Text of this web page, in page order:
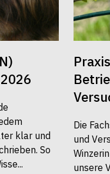
klar und
So
Die
und
unsere